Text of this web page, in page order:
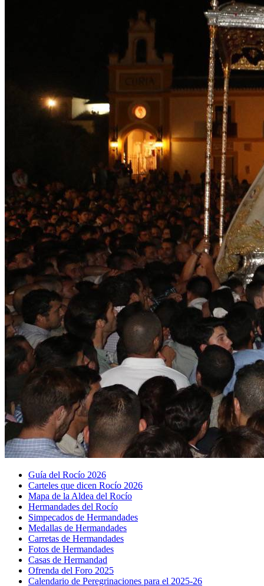
Guía del Rocío 2026
Carteles que dicen Rocío 2026
Mapa de la Aldea del Rocío
Hermandades del Rocío
Simpecados de Hermandades
Medallas de Hermandades
Carretas de Hermandades
Fotos de Hermandades
Casas de Hermandad
Ofrenda del Foro 2025
Calendario de Peregrinaciones para el 2025-26